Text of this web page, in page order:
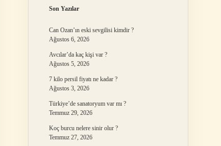
Son Yazılar
Can Ozan’ın eski sevgilisi kimdir ?
Ağustos 6, 2026
Avcılar’da kaç kişi var ?
Ağustos 5, 2026
7 kilo persil fiyatı ne kadar ?
Ağustos 3, 2026
Türkiye’de sanatoryum var mı ?
Temmuz 29, 2026
Koç burcu nelere sinir olur ?
Temmuz 27, 2026